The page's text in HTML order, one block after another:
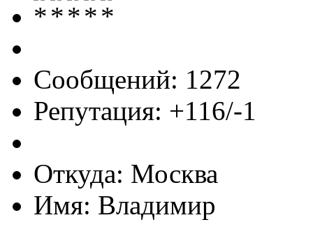
Сообщений: 1272
Репутация: +116/-1
Откуда: Москва
Имя: Владимир